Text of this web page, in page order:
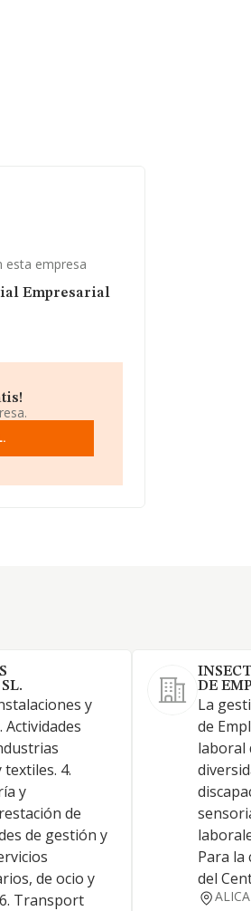
esta empresa
Empresarial
y
4.
y
de
de gestión y
de ocio y
Transport
DE
La
de
laboral
Para la
del